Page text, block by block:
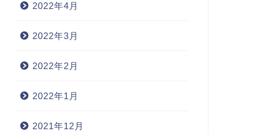
2022年4月
2022年3月
2022年2月
2022年1月
2021年12月